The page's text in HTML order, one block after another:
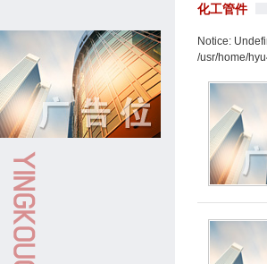
化工管件
Notice:
/usr/home/